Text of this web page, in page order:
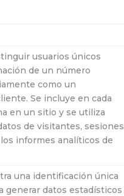
usuarios únicos
de un número
como un
Se incluye en cada
en un sitio y se utiliza
de visitantes, sesiones
informes analíticos de
una identificación única
generar datos estadísticos